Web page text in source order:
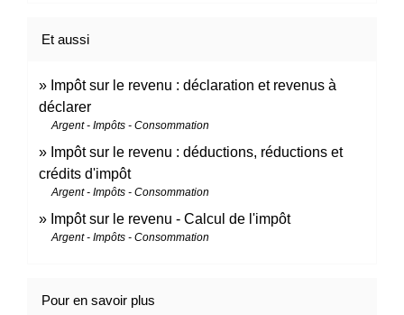
Et aussi
Impôt sur le revenu : déclaration et revenus à
déclarer
Argent - Impôts - Consommation
Impôt sur le revenu : déductions, réductions et
crédits d'impôt
Argent - Impôts - Consommation
Impôt sur le revenu - Calcul de l'impôt
Argent - Impôts - Consommation
Pour en savoir plus